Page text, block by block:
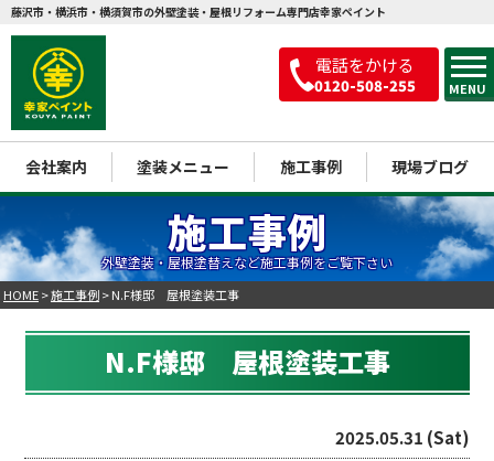
電話をかける
0120-508-255 MENU
藤沢市・横浜市・横須賀市の外壁塗装・屋根リフォーム専門店幸家ペイント
会社案内 塗装メニュー 施工事例 現場ブログ
施工事例
外壁塗装・屋根塗替えなど施工事例をご覧下さい
HOME>施工事例>N.F様邸 屋根塗装工事
N.F様邸 屋根塗装工事
2025.05.31 (Sat)